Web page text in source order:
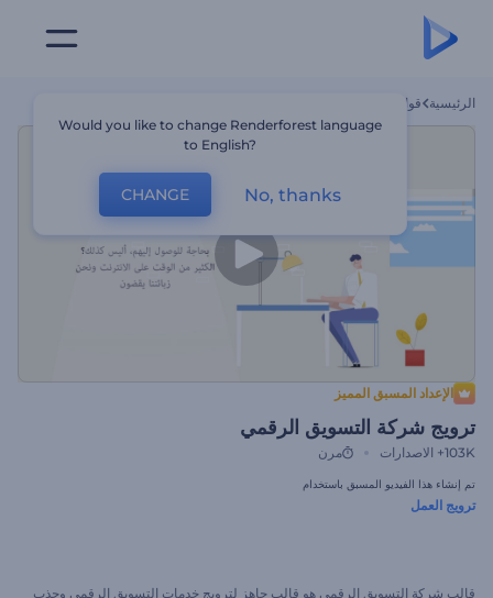
الرئيسية قوالب
الإعداد المسبق المميز
ترويج شركة التسويق الرقمي
103K+ الاصدارات مرن
تم إنشاء هذا الفيديو المسبق باستخدام
ترويج العمل
قالب شركة التسويق الرقمي هو قالب جاهز لترويج خدمات التسويق الرقمي وجذب
Would you like to change Renderforest language
to English?
CHANGE No, thanks